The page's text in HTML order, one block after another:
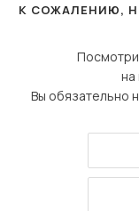
К СОЖАЛЕНИЮ,
на
Вы обязательно